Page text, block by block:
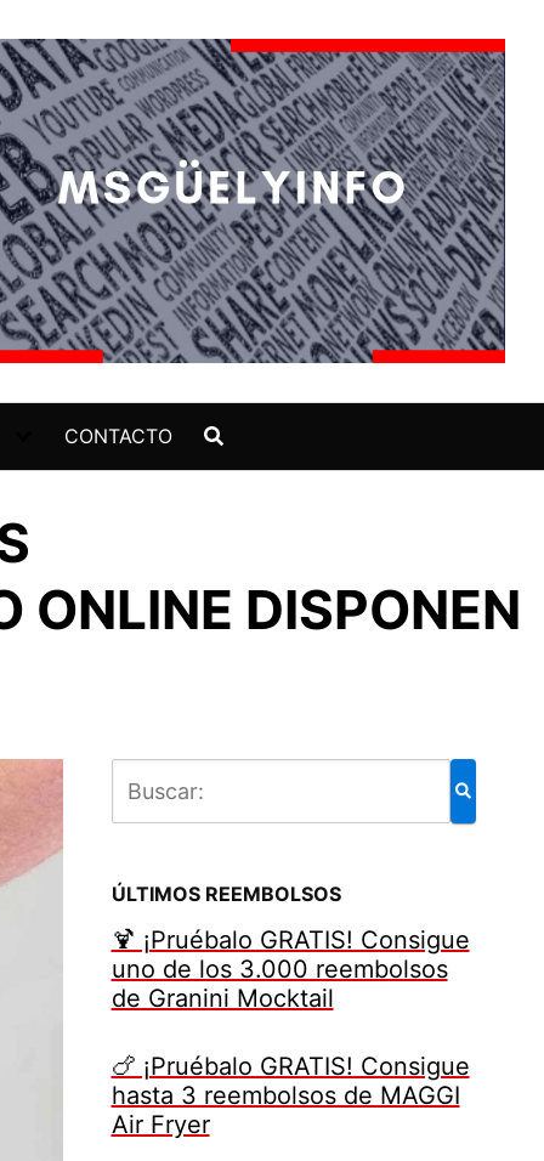
CONTACTO
ONLINE DISPONEN
ÚLTIMOS REEMBOLSOS
🍹 ¡Pruébalo GRATIS! Consigue
uno de los 3.000 reembolsos
de Granini Mocktail
🍗 ¡Pruébalo GRATIS! Consigue
hasta 3 reembolsos de MAGGI
Air Fryer